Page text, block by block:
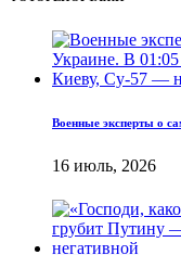
Военные эксперты о
16 июль, 2026